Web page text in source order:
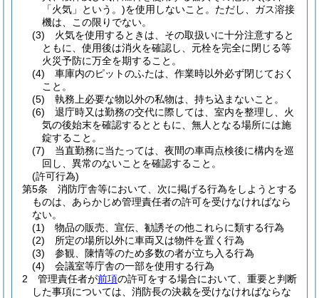
「火気」という。)を使用しないこと。 ただし、ガス溶接
機は、この限りでない。
(3)
火気を使用するときは、その取扱いに十分注意すると
ともに、使用後は消火を確認し、元栓を完全に閉じる等
火災予防に万全を期すること。
(4)
車庫内のピットのふたは、作業時以外必ず閉じておく
こと。
(5)
執務上必要な物以外の私物は、持ち込まないこと。
(6)
退庁時又は勤務の交代に際しては、室内を整理し、火
気の後始末を確認するとともに、無人となる場所には施
錠すること。
(7)
当直勤務に当たっては、夜間の車両点検後に構内を巡
回し、異常のないことを確認すること。
(許可行為)
第5条
消防庁舎等において、次に掲げる行為をしようとする
ものは、あらかじめ管理責任者の許可を受けなければなら
ない。
(1)
物品の販売、宣伝、勧誘その他これらに類する行為
(2)
所定の場所以外に車両又は物件を置く行為
(3)
参観、陳情等のため多数の者が立ち入る行為
(4)
会議室等庁舎の一部を使用する行為
2
管理責任者が前項の許可をする場合において、重要と判断
した事項については、消防長の決裁を受けなければならな